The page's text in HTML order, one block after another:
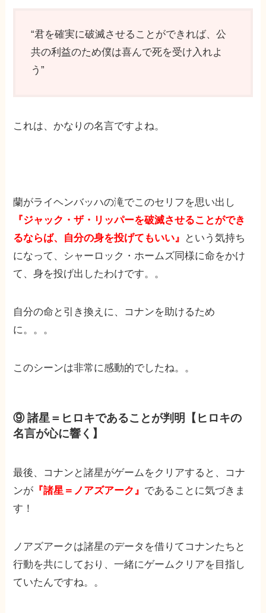
“君を確実に破滅させることができれば、公
共の利益のため僕は喜んで死を受け入れよ
う”
これは、かなりの名言ですよね。
蘭がライヘンバッハの滝でこのセリフを思い出し
『ジャック・ザ・リッパーを破滅させることができ
るならば、自分の身を投げてもいい』
という気持ち
になって、シャーロック・ホームズ同様に命をかけ
て、身を投げ出したわけです。。
自分の命と引き換えに、コナンを助けるため
に。。。
このシーンは非常に感動的でしたね。。
⑨ 諸星＝ヒロキであることが判明【ヒロキの
名言が心に響く】
最後、コナンと諸星がゲームをクリアすると、コナ
ンが 『諸星＝ノアズアーク』 であることに気づきま
す！
ノアズアークは諸星のデータを借りてコナンたちと
行動を共にしており、一緒にゲームクリアを目指し
ていたんですね。。